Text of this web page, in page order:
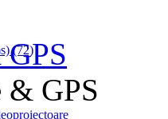
(72)
& GPS